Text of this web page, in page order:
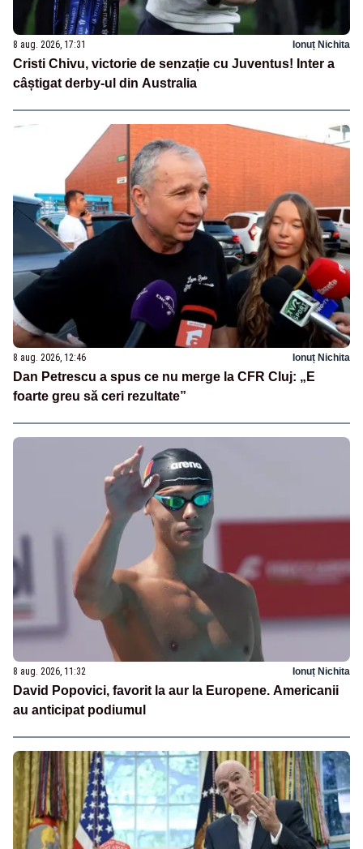
8 aug. 2026, 17:31 Ionuț Nichita
Cristi Chivu, victorie de senzație cu Juventus! Inter a
câștigat derby-ul din Australia
8 aug. 2026, 12:46 Ionuț Nichita
Dan Petrescu a spus ce nu merge la CFR Cluj: „E
foarte greu să ceri rezultate”
8 aug. 2026, 11:32 Ionuț Nichita
David Popovici, favorit la aur la Europene. Americanii
au anticipat podiumul